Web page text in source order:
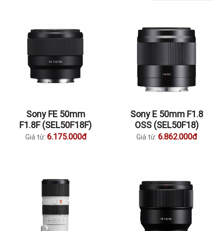
Sony FE 50mm
F1.8F (SEL50F18F)
Giá từ: 6.175.000đ
Sony E 50mm F1.8
OSS (SEL50F18)
Giá từ: 6.862.000đ